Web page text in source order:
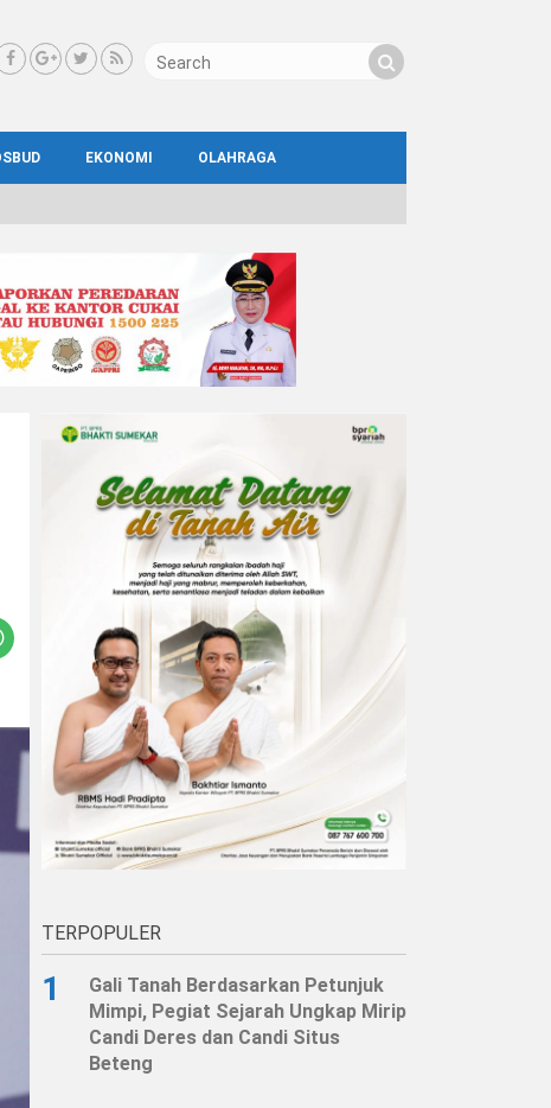
EKONOMI OLAHRAGA
TERPOPULER
1
Gali Tanah Berdasarkan Petunjuk
Mimpi, Pegiat Sejarah Ungkap Mirip
Candi Deres dan Candi Situs
Beteng